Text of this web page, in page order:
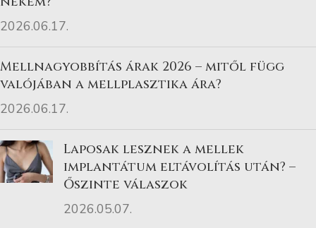
2026.06.17.
Mellnagyobbítás árak 2026 – mitől függ
valójában a mellplasztika ára?
2026.06.17.
Laposak lesznek a mellek
implantátum eltávolítás után? –
Őszinte válaszok
2026.05.07.